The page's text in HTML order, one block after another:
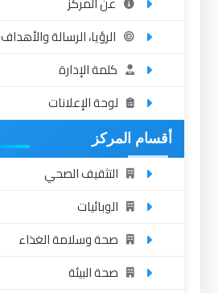
الرؤيا، الرسالة والأهداف
كلمة الإدارة
لوحة الإعلانات
أقسام المركز
التثقيف الصحي
الوبائيات
صحة وسلامة الغذاء
صحة البيئة